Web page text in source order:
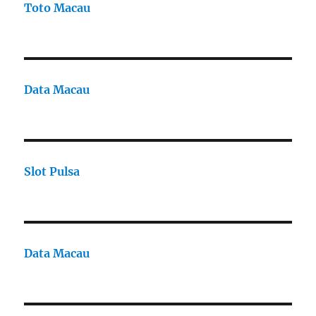
Toto Macau
Data Macau
Slot Pulsa
Data Macau